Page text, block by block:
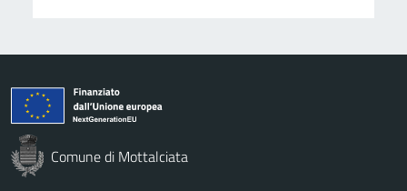
Comune di Mottalciata